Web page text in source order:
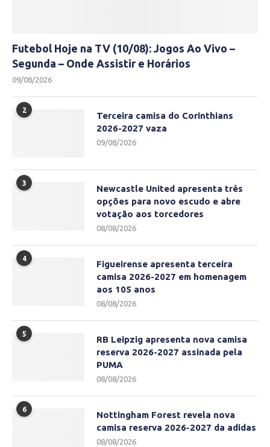
Futebol Hoje na TV (10/08): Jogos Ao Vivo –
Segunda – Onde Assistir e Horários
09/08/2026
2
Terceira camisa do Corinthians
2026-2027 vaza
09/08/2026
3
Newcastle United apresenta três
opções para novo escudo e abre
votação aos torcedores
08/08/2026
4
Figueirense apresenta terceira
camisa 2026-2027 em homenagem
aos 105 anos
08/08/2026
5
RB Leipzig apresenta nova camisa
reserva 2026-2027 assinada pela
PUMA
08/08/2026
6
Nottingham Forest revela nova
camisa reserva 2026-2027 da adidas
08/08/2026